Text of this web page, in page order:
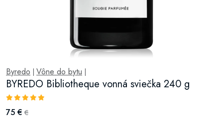
Byredo Vône do bytu
BYREDO Bibliotheque vonná sviečka 240 g
75 € €